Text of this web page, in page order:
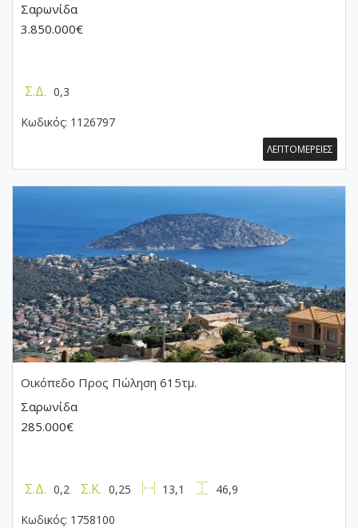
Σαρωνίδα
3.850.000€
Σ.Δ. 0,3
Κωδικός: 1126797
ΛΕΠΤΟΜΕΡΕΙΕΣ
Οικόπεδο Προς Πώληση 615τμ.
Σαρωνίδα
285.000€
Σ.Δ. 0,2 Σ.Κ. 0,25 13,1
46,9
Κωδικός: 1758100